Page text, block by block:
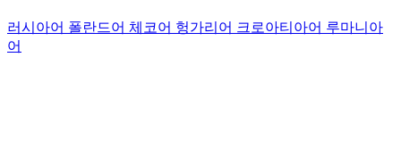
러시아어 폴란드어 체코어 헝가리어 크로아티아어 루마니아
어